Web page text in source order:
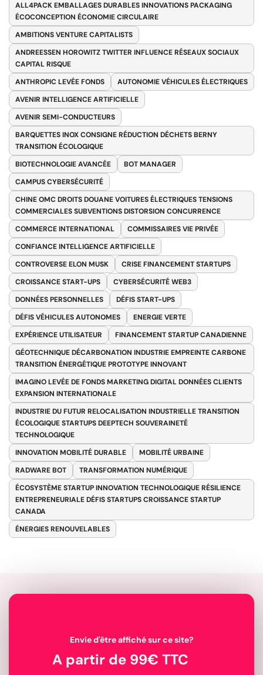
ALL4PACK EMBALLAGES DURABLES INNOVATIONS PACKAGING
ÉCOCONCEPTION ÉCONOMIE CIRCULAIRE
AMBITIONS VENTURE CAPITALISTS
ANDREESSEN HOROWITZ TWITTER INFLUENCE RÉSEAUX SOCIAUX
CAPITAL RISQUE
ANTHROPIC LEVÉE FONDS
AUTONOMIE VÉHICULES ÉLECTRIQUES
AVENIR INTELLIGENCE ARTIFICIELLE
AVENIR SEMI-CONDUCTEURS
BARQUETTES INOX CONSIGNE RÉDUCTION DÉCHETS BERNY
TRANSITION ÉCOLOGIQUE
BIOTECHNOLOGIE AVANCÉE
BOT MANAGER
CAMPUS CYBERSÉCURITÉ
CHINE OMC DROITS DOUANE VOITURES ÉLECTRIQUES TENSIONS
COMMERCIALES SUBVENTIONS DISTORSION CONCURRENCE
COMMERCE INTERNATIONAL
COMMISSAIRES VIE PRIVÉE
CONFIANCE INTELLIGENCE ARTIFICIELLE
CONTROVERSE ELON MUSK
CRISE FINANCEMENT STARTUPS
CROISSANCE START-UPS
CYBERSÉCURITÉ WEB3
DONNÉES PERSONNELLES
DÉFIS START-UPS
DÉFIS VÉHICULES AUTONOMES
ENERGIE VERTE
EXPÉRIENCE UTILISATEUR
FINANCEMENT STARTUP CANADIENNE
GÉOTECHNIQUE DÉCARBONATION INDUSTRIE EMPREINTE CARBONE
TRANSITION ÉNERGÉTIQUE PROTOTYPE INNOVANT
IMAGINO LEVÉE DE FONDS MARKETING DIGITAL DONNÉES CLIENTS
EXPANSION INTERNATIONALE
INDUSTRIE DU FUTUR RELOCALISATION INDUSTRIELLE TRANSITION
ÉCOLOGIQUE STARTUPS DEEPTECH SOUVERAINETÉ
TECHNOLOGIQUE
INNOVATION MOBILITÉ DURABLE
MOBILITÉ URBAINE
RADWARE BOT
TRANSFORMATION NUMÉRIQUE
ÉCOSYSTÈME STARTUP INNOVATION TECHNOLOGIQUE RÉSILIENCE
ENTREPRENEURIALE DÉFIS STARTUPS CROISSANCE STARTUP
CANADA
ÉNERGIES RENOUVELABLES
Envie d'être affiché sur ce site?
A partir de 99€ TTC